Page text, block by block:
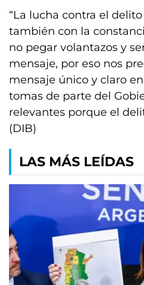
“La lucha contra el
también con la
no pegar volantazos y
mensaje, por eso nos
mensaje único y claro
tomas de parte del
relevantes porque el
(DIB)
LAS MÁS LEÍDAS